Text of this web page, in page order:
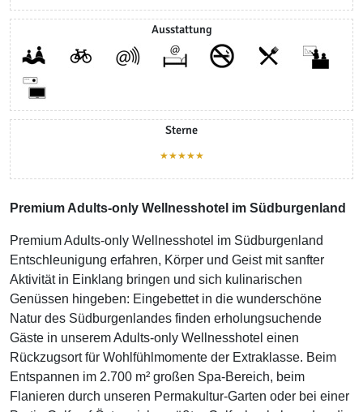
Ausstattung
Sterne
★★★★★
Premium Adults-only Wellnesshotel im Südburgenland
Premium Adults-only Wellnesshotel im Südburgenland
Entschleunigung erfahren, Körper und Geist mit sanfter
Aktivität in Einklang bringen und sich kulinarischen
Genüssen hingeben: Eingebettet in die wunderschöne
Natur des Südburgenlandes finden erholungsuchende
Gäste in unserem Adults-only Wellnesshotel einen
Rückzugsort für Wohlfühlmomente der Extraklasse. Beim
Entspannen im 2.700 m² großen Spa-Bereich, beim
Flanieren durch unseren Permakultur-Garten oder bei einer